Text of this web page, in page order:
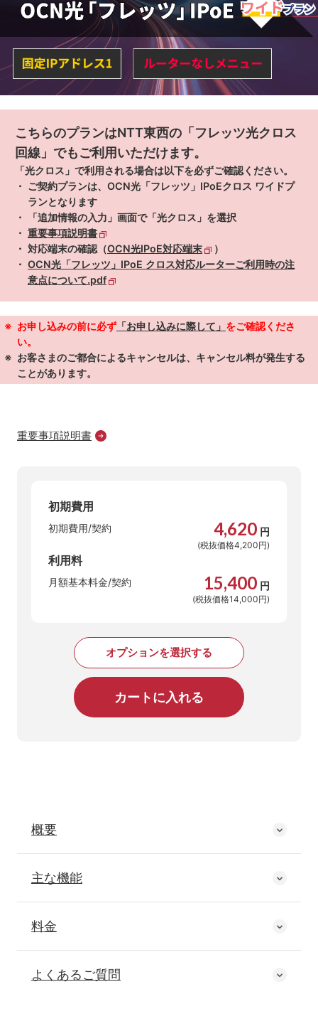
こちらのプランはNTT東西の「フレッツ光クロス
回線」でもご利用いただけます。
「光クロス」で利用される場合は以下を必ずご確認ください。
ご契約プランは、OCN光「フレッツ」IPoEクロス ワイドプ
ランとなります
「追加情報の入力」画面で「光クロス」を選択
重要事項説明書
対応端末の確認（OCN光IPoE対応端末
）
OCN光「フレッツ」IPoE クロス対応ルーターご利用時の注
意点について.pdf
お申し込みの前に必ず 「お申し込みに際して」 をご確認くださ
い。
お客さまのご都合によるキャンセルは、キャンセル料が発生する
ことがあります。
重要事項説明書
初期費用
初期費用/契約 4,620 円
(税抜価格4,200円)
利用料
月額基本料金/契約 15,400 円
(税抜価格14,000円)
オプションを選択する
概要
主な機能
料金
よくあるご質問